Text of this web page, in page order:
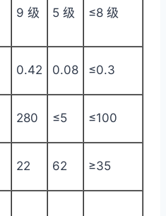
9 级 5 级 ≤8 级
0.42 0.08 ≤0.3
280 ≤5 ≤100
22 62 ≥35